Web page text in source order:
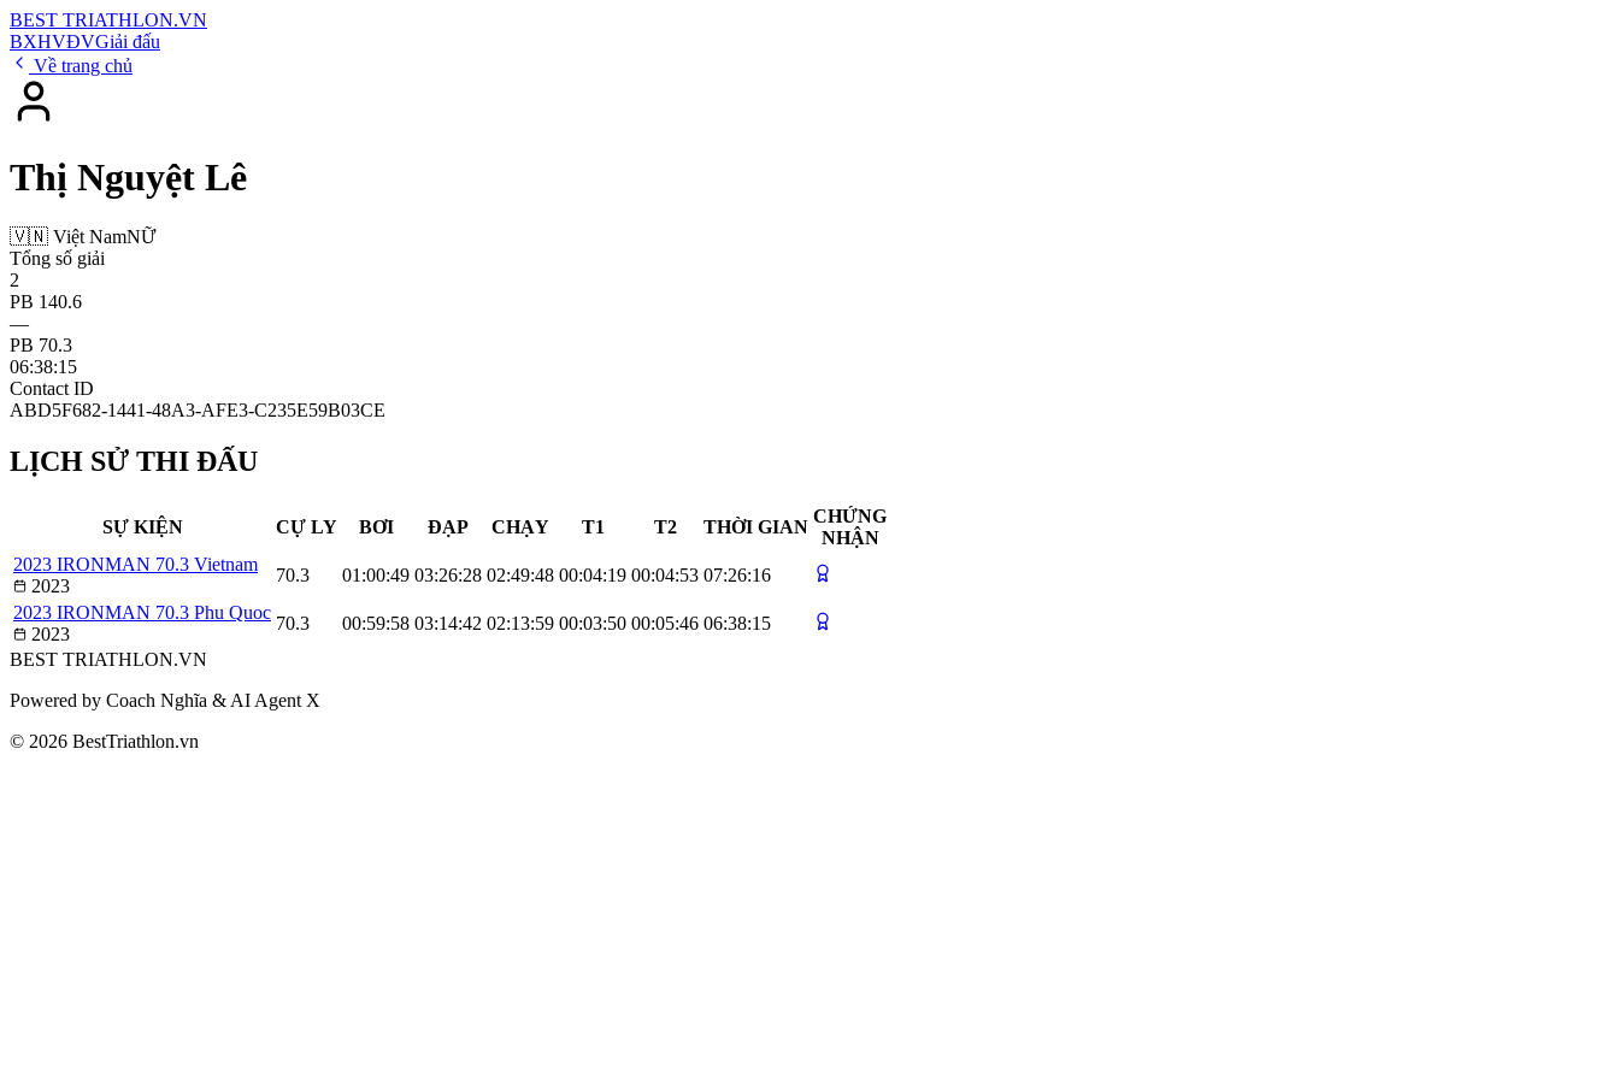
BEST TRIATHLON.VN
BXHVĐVGiải đấu
Về trang chủ
Thị Nguyệt Lê
🇻🇳 Việt NamNỮ
Tổng số giải
2
PB 140.6
—
PB 70.3
06:38:15
Contact ID
ABD5F682-1441-48A3-AFE3-C235E59B03CE
LỊCH SỬ THI ĐẤU
SỰ KIỆN CỰ LY BƠI ĐẠP CHẠY T1 T2 THỜI GIAN
CHỨNG
NHẬN
2023 IRONMAN 70.3 Vietnam
2023
70.3 01:00:49 03:26:28 02:49:48 00:04:19 00:04:53 07:26:16
2023 IRONMAN 70.3 Phu Quoc
2023
70.3 00:59:58 03:14:42 02:13:59 00:03:50 00:05:46 06:38:15
BEST TRIATHLON.VN
Powered by Coach Nghĩa & AI Agent X
© 2026 BestTriathlon.vn